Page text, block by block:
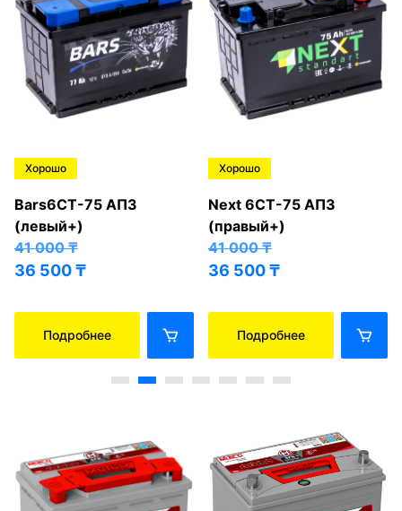
Хорошо
Bars6СТ-75 АПЗ
(левый+)
41 000₸
36 500₸
Подробнее
Хорошо
Next 6СТ-75 АПЗ
(правый+)
41 000₸
36 500₸
Подробнее